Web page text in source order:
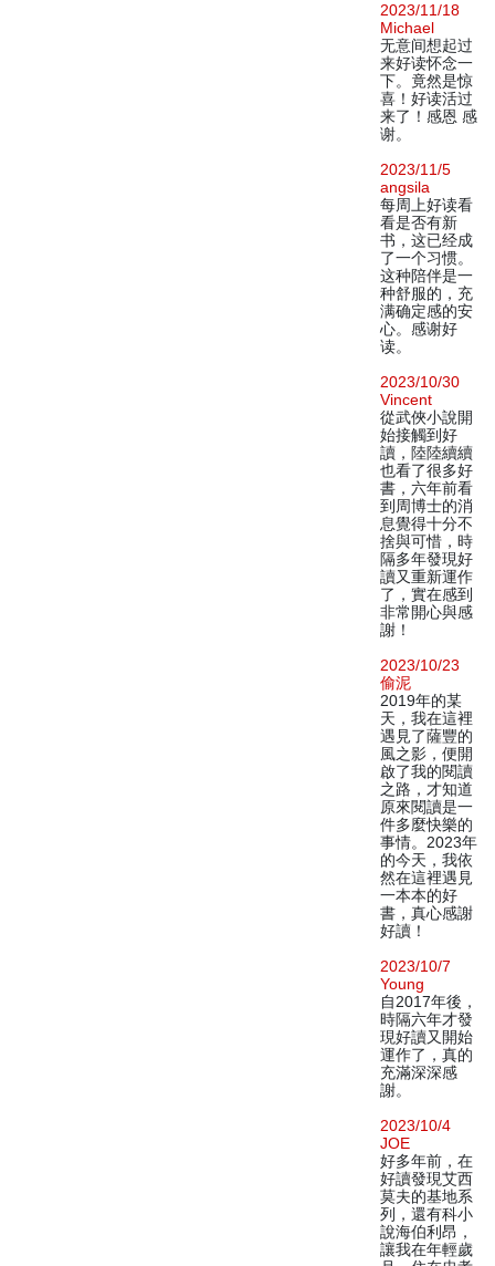
2023/11/18
Michael
无意间想起过
来好读怀念一
下。竟然是惊
喜！好读活过
来了！感恩 感
谢。
2023/11/5
angsila
每周上好读看
看是否有新
书，这已经成
了一个习惯。
这种陪伴是一
种舒服的，充
满确定感的安
心。感谢好
读。
2023/10/30
Vincent
從武俠小說開
始接觸到好
讀，陸陸續續
也看了很多好
書，六年前看
到周博士的消
息覺得十分不
捨與可惜，時
隔多年發現好
讀又重新運作
了，實在感到
非常開心與感
謝！
2023/10/23
偷泥
2019年的某
天，我在這裡
遇見了薩豐的
風之影，便開
啟了我的閱讀
之路，才知道
原來閱讀是一
件多麼快樂的
事情。2023年
的今天，我依
然在這裡遇見
一本本的好
書，真心感謝
好讀！
2023/10/7
Young
自2017年後，
時隔六年才發
現好讀又開始
運作了，真的
充滿深深感
謝。
2023/10/4
JOE
好多年前，在
好讀發現艾西
莫夫的基地系
列，還有科小
說海伯利昂，
讓我在年輕歲